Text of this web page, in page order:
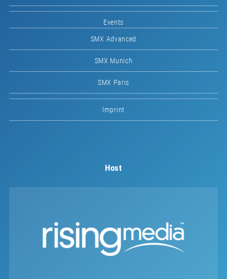
Events
SMX Advanced
SMX Munich
SMX Paris
Imprint
Host